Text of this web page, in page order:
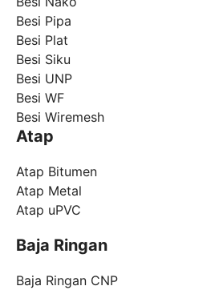
Besi Pipa
Besi Plat
Besi Siku
Besi UNP
Besi WF
Besi Wiremesh
Atap
Atap Bitumen
Atap Metal
Atap uPVC
Baja Ringan
Baja Ringan CNP